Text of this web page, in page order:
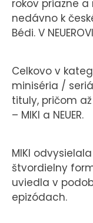
rokov priazne
nedávno k
Bédi. V
Celkovo v
miniséria /
tituly, pričom
– MIKI a NEUER.
MIKI
štvordielny
uviedla v
epizódach.